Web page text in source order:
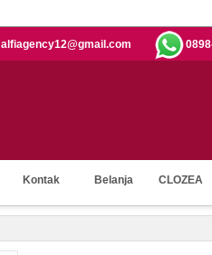
alfiagency12@gmail.com
Kontak Belanja CLOZEA